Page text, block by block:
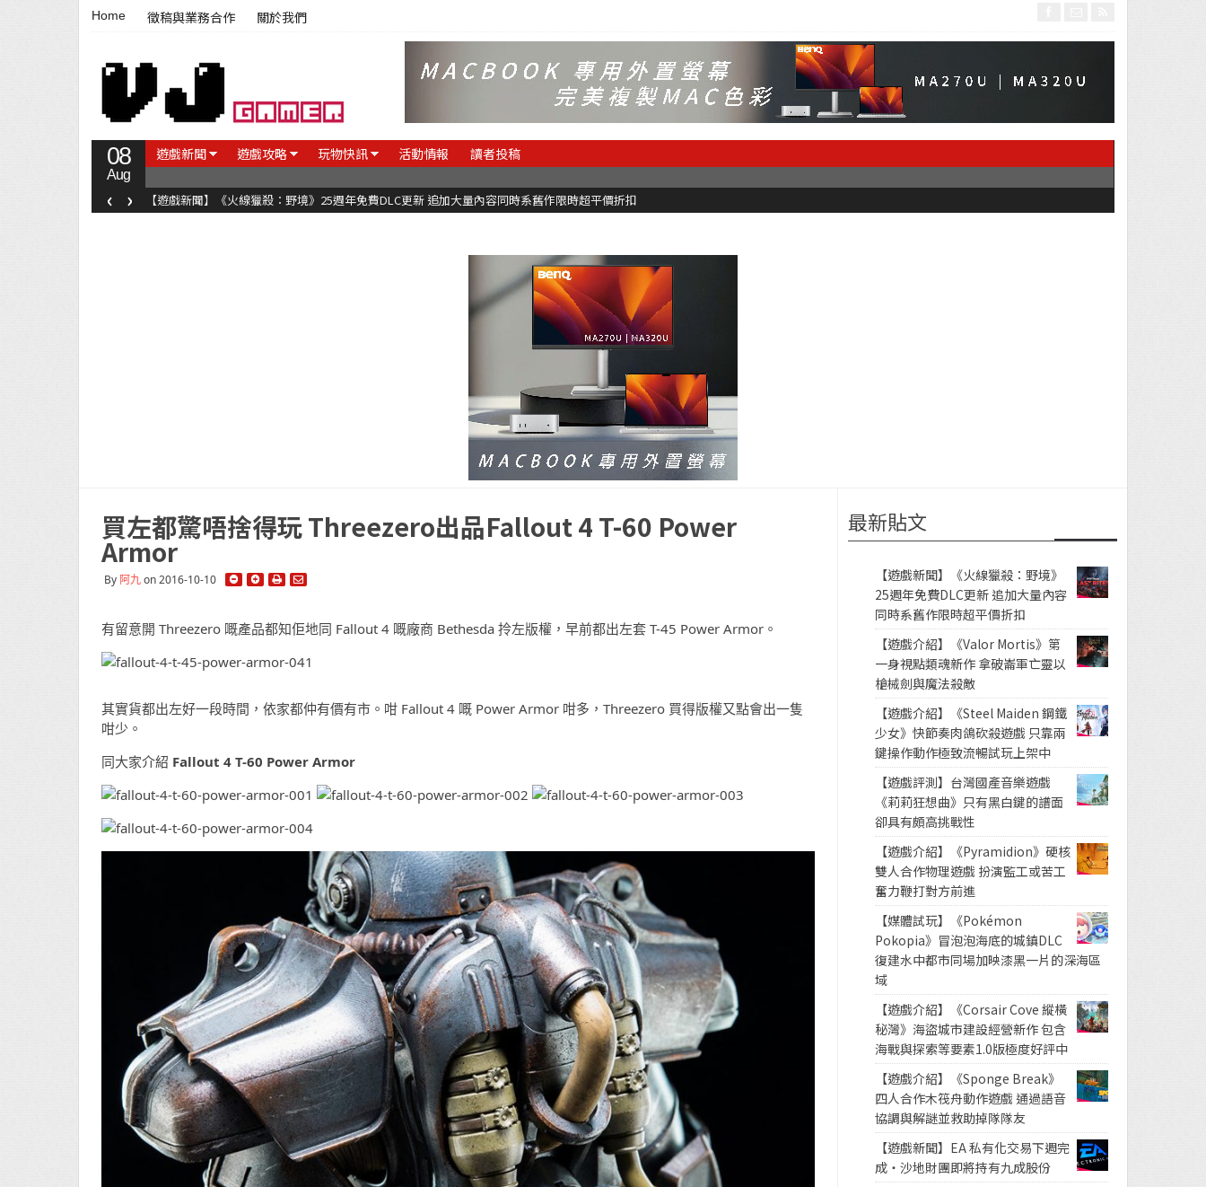
Home 徵稿與業務合作 關於我們
08
Aug
遊戲新聞 遊戲攻略 玩物快訊 活動情報 讀者投稿
【遊戲新聞】《火線獵殺：野境》25週年免費DLC更新 追加大量內容同時系舊作限時超平價折扣
‹ ›
買左都驚唔捨得玩 Threezero出品Fallout 4 T-60 Power
Armor
By 阿九on 2016-10-10
有留意開 Threezero 嘅產品都知佢地同 Fallout 4 嘅廠商 Bethesda 拎左版權，早前都出左套 T-45 Power Armor。
其實貨都出左好一段時間，依家都仲有價有市。咁 Fallout 4 嘅 Power Armor 咁多，Threezero 買得版權又點會出一隻
咁少。
同大家介紹 Fallout 4 T-60 Power Armor
最新貼文
【遊戲新聞】《火線獵殺：野境》
25週年免費DLC更新 追加大量內容
同時系舊作限時超平價折扣
【遊戲介紹】《Valor Mortis》第
一身視點類魂新作 拿破崙軍亡靈以
槍械劍與魔法殺敵
【遊戲介紹】《Steel Maiden 鋼鐵
少女》快節奏肉鴿砍殺遊戲 只靠兩
鍵操作動作極致流暢試玩上架中
【遊戲評測】台灣國產音樂遊戲
《莉莉狂想曲》只有黑白鍵的譜面
卻具有頗高挑戰性
【遊戲介紹】《Pyramidion》硬核
雙人合作物理遊戲 扮演監工或苦工
奮力鞭打對方前進
【媒體試玩】《Pokémon
Pokopia》冒泡泡海底的城鎮DLC
復建水中都市同場加映漆黑一片的深海區
域
【遊戲介紹】《Corsair Cove 縱橫
秘灣》海盜城市建設經營新作 包含
海戰與探索等要素1.0版極度好評中
【遊戲介紹】《Sponge Break》
四人合作木筏舟動作遊戲 通過語音
協調與解謎並救助掉隊隊友
【遊戲新聞】EA 私有化交易下週完
成・沙地財團即將持有九成股份